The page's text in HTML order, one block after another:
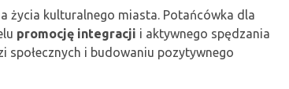
życia kulturalnego miasta. Potańcówka dla
promocję integracji i aktywnego spędzania
społecznych i budowaniu pozytywnego